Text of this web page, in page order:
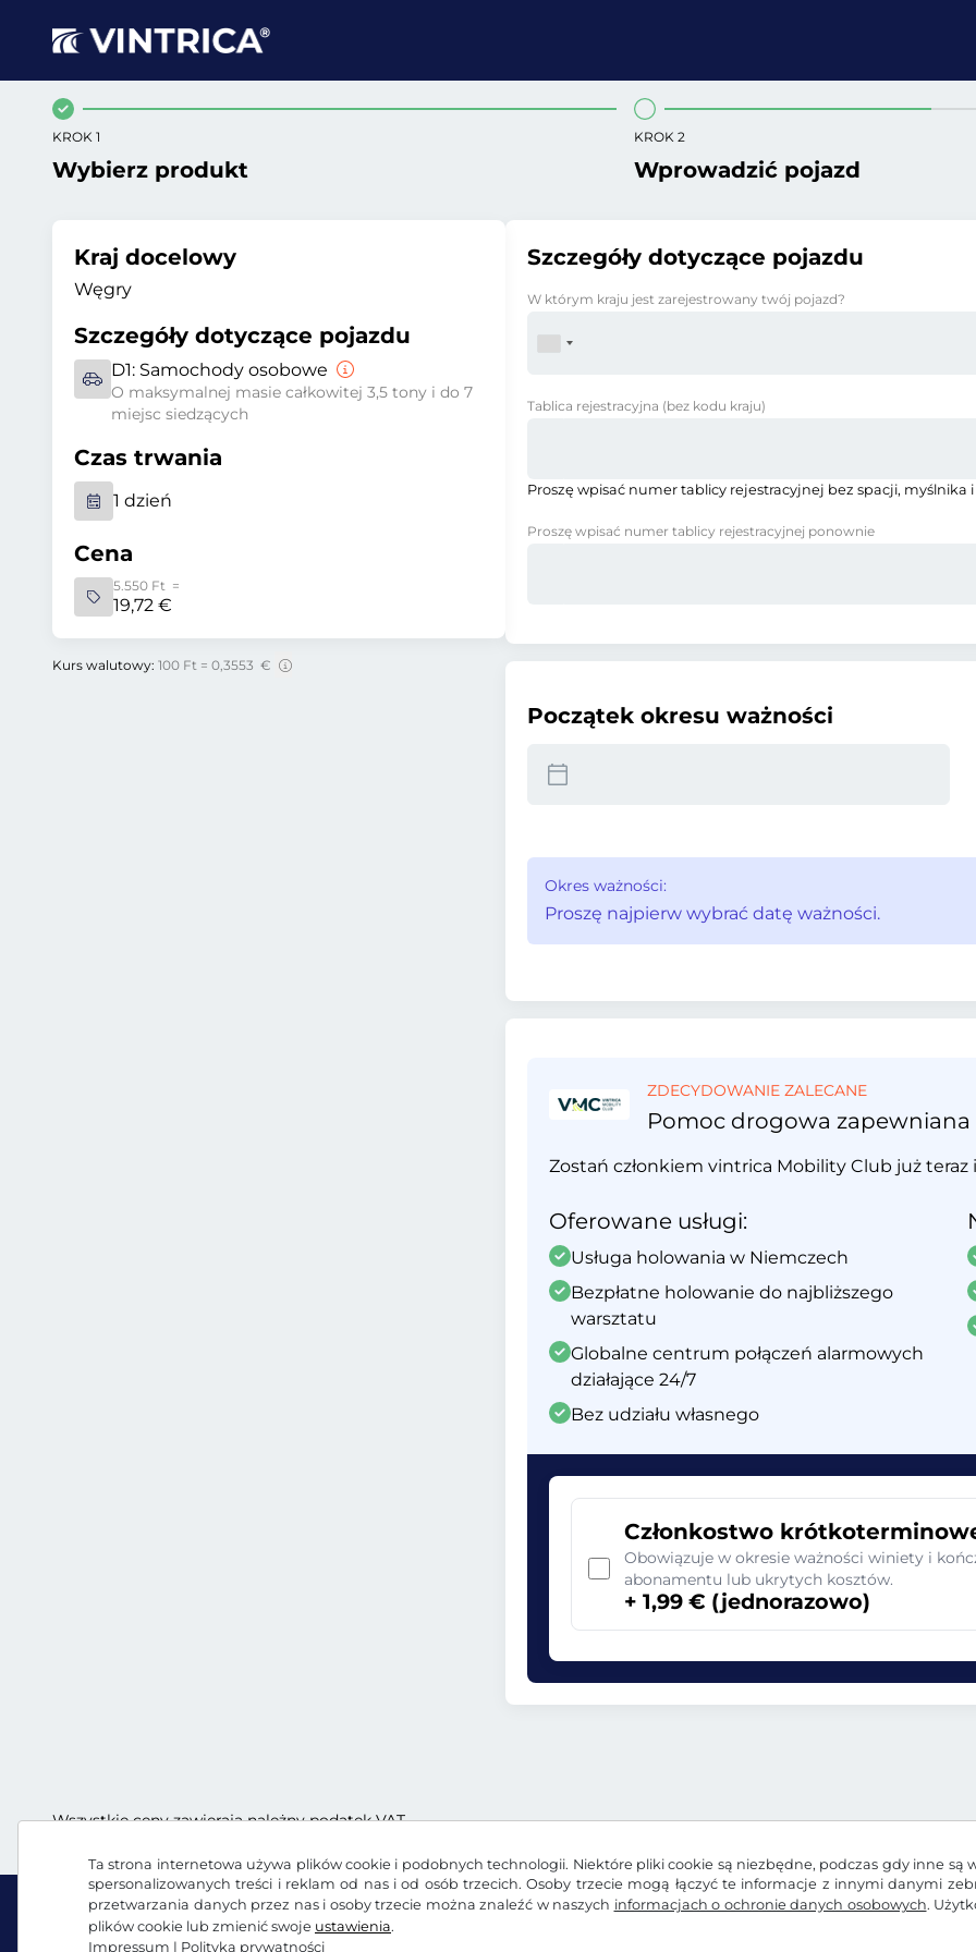
Ta strona internetowa używa plików cookie i podobnych technologii. Niektóre pliki cookie są niezbędne, podczas gdy inne są
spersonalizowanych treści i reklam od nas i od osób trzecich. Osoby trzecie mogą łączyć te informacje z innymi danymi
przetwarzania danych przez nas i osoby trzecie można znaleźć w naszych informacjach o ochronie danych osobowych.
plików cookie lub zmienić swoje ustawienia.
Impressum | Polityka prywatności
KROK 1
Wybierz produkt
KROK 2
Wprowadzić pojazd
Kraj docelowy
Węgry
Szczegóły dotyczące pojazdu
D1: Samochody osobowe
O maksymalnej masie całkowitej 3,5 tony i do 7
miejsc siedzących
Czas trwania
1 dzień
Cena
5.550 Ft =
19,72 €
Kurs walutowy: 100 Ft = 0,3553 €
Szczegóły dotyczące pojazdu
W którym kraju jest zarejestrowany twój pojazd?
Tablica rejestracyjna (bez kodu kraju)
Proszę wpisać numer tablicy rejestracyjnej bez spacji, myślnika
Proszę wpisać numer tablicy rejestracyjnej ponownie
Początek okresu ważności
Okres ważności:
Proszę najpierw wybrać datę ważności.
ZDECYDOWANIE ZALECANE
Pomoc drogowa
Zostań członkiem vintrica Mobility Club już teraz
Oferowane usługi:
Usługa holowania w Niemczech
Bezpłatne holowanie do najbliższego
warsztatu
Globalne centrum połączeń alarmowych
działające 24/7
Bez udziału własnego
Członkostwo
Obowiązuje w okresie ważności winiety i
abonamentu lub ukrytych kosztów.
+ 1,99 € (jednorazowo)
Wszystkie ceny zawierają należny podatek VAT.